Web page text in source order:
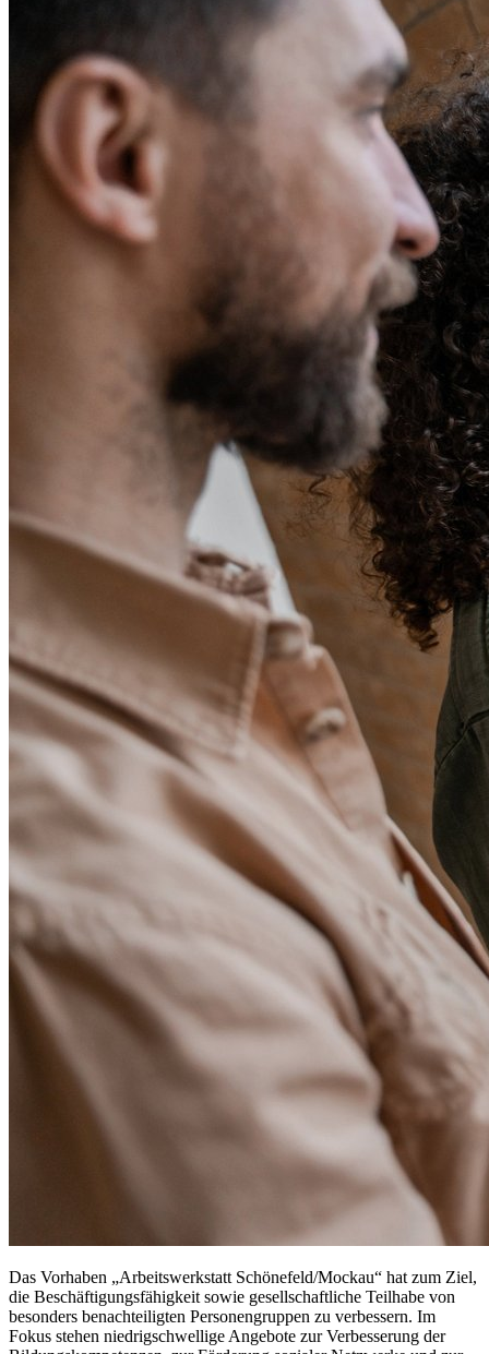
Das Vorhaben „Arbeitswerkstatt Schönefeld/Mockau“ hat zum Ziel,
die Beschäftigungsfähigkeit sowie gesellschaftliche Teilhabe von
besonders benachteiligten Personengruppen zu verbessern. Im
Fokus stehen niedrigschwellige Angebote zur Verbesserung der